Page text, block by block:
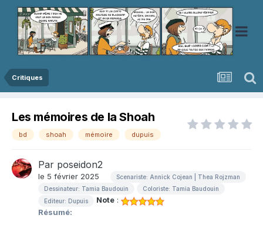
Critiques
Les mémoires de la Shoah
bd shoah mémoire dupuis
Par poseidon2
le 5 février 2025
Scenariste: Annick Cojean | Thea Rojzman
Dessinateur: Tamia Baudouin
Coloriste: Tamia Baudouin
Editeur: Dupuis
Note :
Résumé: